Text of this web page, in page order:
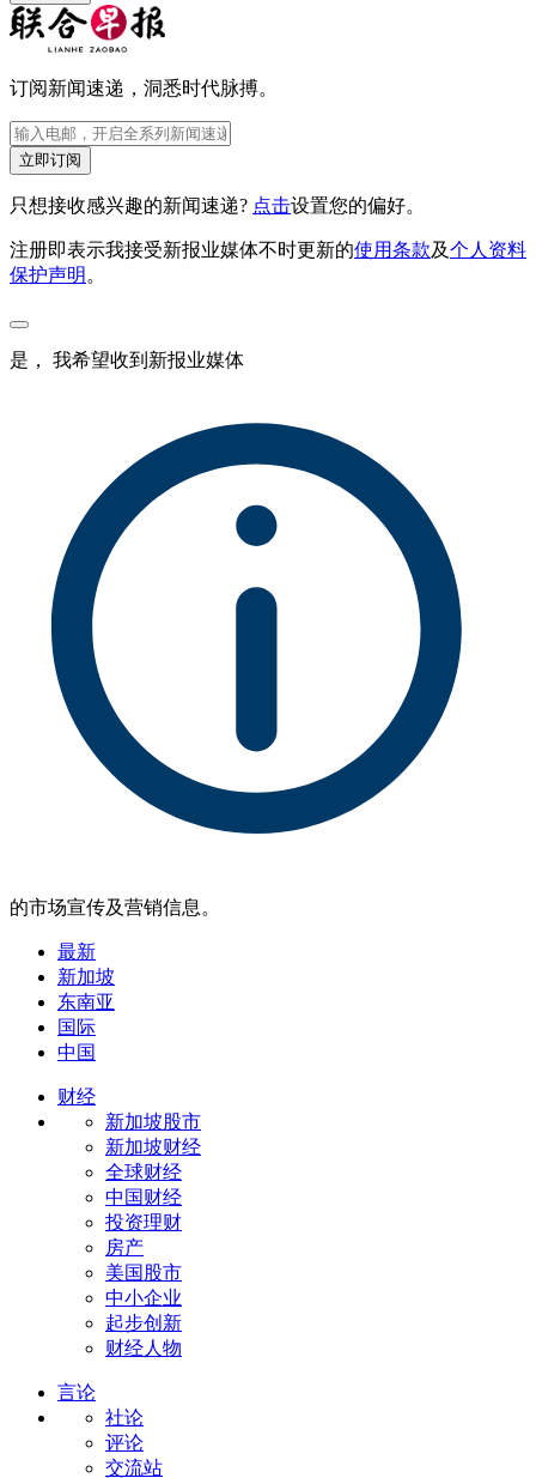
订阅新闻速递，洞悉时代脉搏。
立即订阅
只想接收感兴趣的新闻速递? 点击设置您的偏好。
注册即表示我接受新报业媒体不时更新的使用条款及个人资料
保护声明 。
是， 我希望收到新报业媒体
的市场宣传及营销信息。
最新
新加坡
东南亚
国际
中国
财经
新加坡股市
新加坡财经
全球财经
中国财经
投资理财
房产
美国股市
中小企业
起步创新
财经人物
言论
社论
评论
交流站